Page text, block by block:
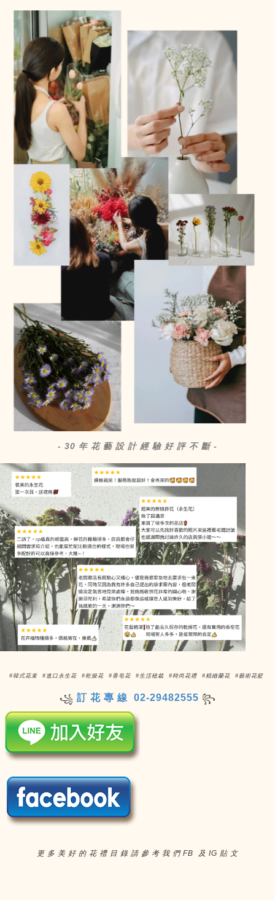
- 30 年 花 藝 設 計 經 驗 好 評 不 斷 -
#韓式花束 #進口永生花 #乾燥花 #香皂花 #生活植栽 #時尚花禮 #精緻蘭花 #藝術花籃
꧁ 訂 花 專 線 02-29482555 ꧂
更 多 美 好 的 花 禮 目 錄 請 參 考 我 們 FB 及 IG 貼 文